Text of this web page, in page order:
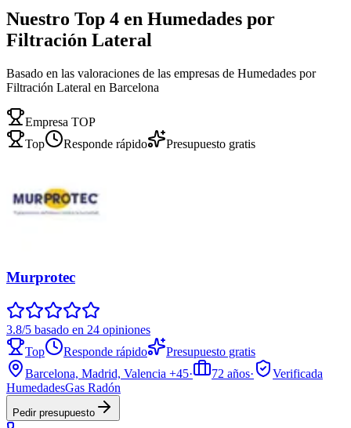
Nuestro Top 4 en Humedades por
Filtración Lateral
Basado en las valoraciones de las empresas de Humedades por
Filtración Lateral en Barcelona
Empresa TOP
Top
Responde rápido Presupuesto gratis
Murprotec
3.8/5 basado en 24 opiniones
Top
Responde rápido
Presupuesto gratis
Barcelona, Madrid, Valencia +45· 72 años·
Verificada
HumedadesGas Radón
Pedir presupuesto